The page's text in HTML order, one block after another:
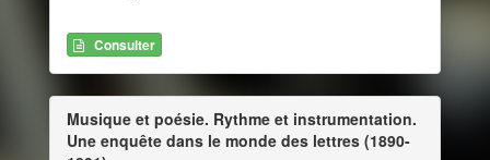
Consulter
Musique et poésie. Rythme et instrumentation.
Une enquête dans le monde des lettres (1890-